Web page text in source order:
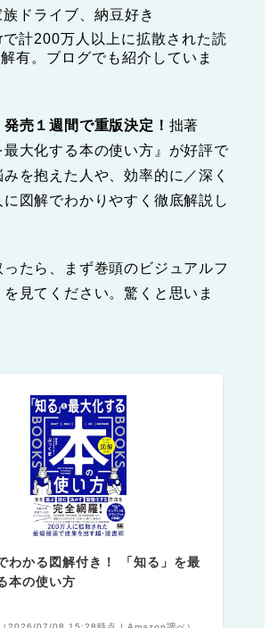
ドライブ、納豆好き
計200万人以上に拡散された読
有。ブログでも紹介していま
売１週間で重版決定！ 拙著
最大化する本の使い方』が好評で
を抱えた人や、効率的に／深く
図解でわかりやすく徹底解説し
たら、まず巻頭のビジュアルフ
を見てください。驚くと思いま
わかる図解付き！ 「知る」を最
本の使い方